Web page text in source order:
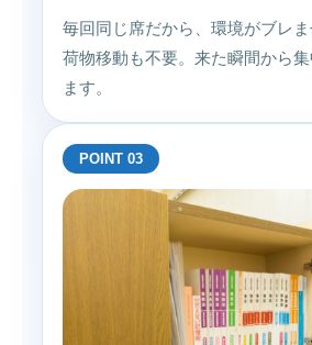
毎回同じ席だから、環境がブレ
荷物移動も不要。来た瞬間から
ます。
POINT 03